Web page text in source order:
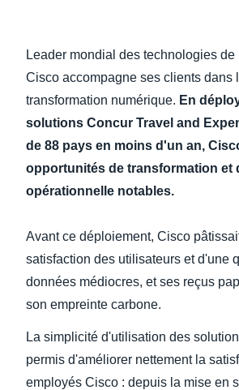
Leader mondial des technologies de
Cisco accompagne ses clients dans
transformation numérique. En
solutions Concur Travel and
de 88 pays en moins d'un an,
opportunités de transformation et
opérationnelle notables.
Avant ce déploiement, Cisco
satisfaction des utilisateurs et d'une
données médiocres, et ses reçus
son empreinte carbone.
La simplicité d'utilisation des
permis d'améliorer nettement la
employés Cisco : depuis la mise en